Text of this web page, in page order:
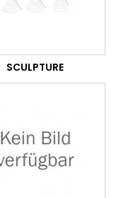
SCULPTURE